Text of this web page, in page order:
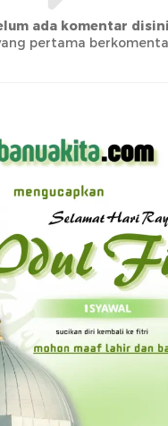
ada komentar disini
pertama